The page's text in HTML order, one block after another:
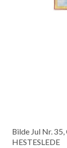
Bilde Jul Nr.
HESTESLEDE